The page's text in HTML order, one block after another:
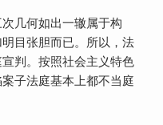
几何如出一辙属于构
目张胆而已。所以，法
判。按照社会主义特色
子法庭基本上都不当庭